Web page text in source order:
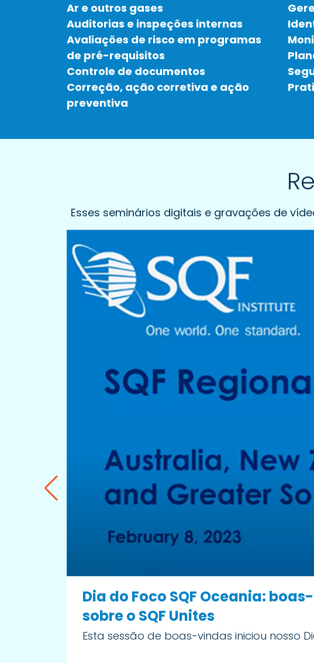
Ar e outros gases
Auditorias e inspeções internas
Avaliações de risco em programas
de pré-requisitos
Controle de documentos
Correção, ação corretiva e ação
preventiva
Esses seminários digitais e gravações de
Dia do Foco SQF Oceania:
sobre o SQF Unites
Esta sessão de boas-vindas iniciou nosso